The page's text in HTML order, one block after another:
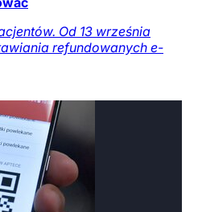
Od 13 września
refundowanych e-